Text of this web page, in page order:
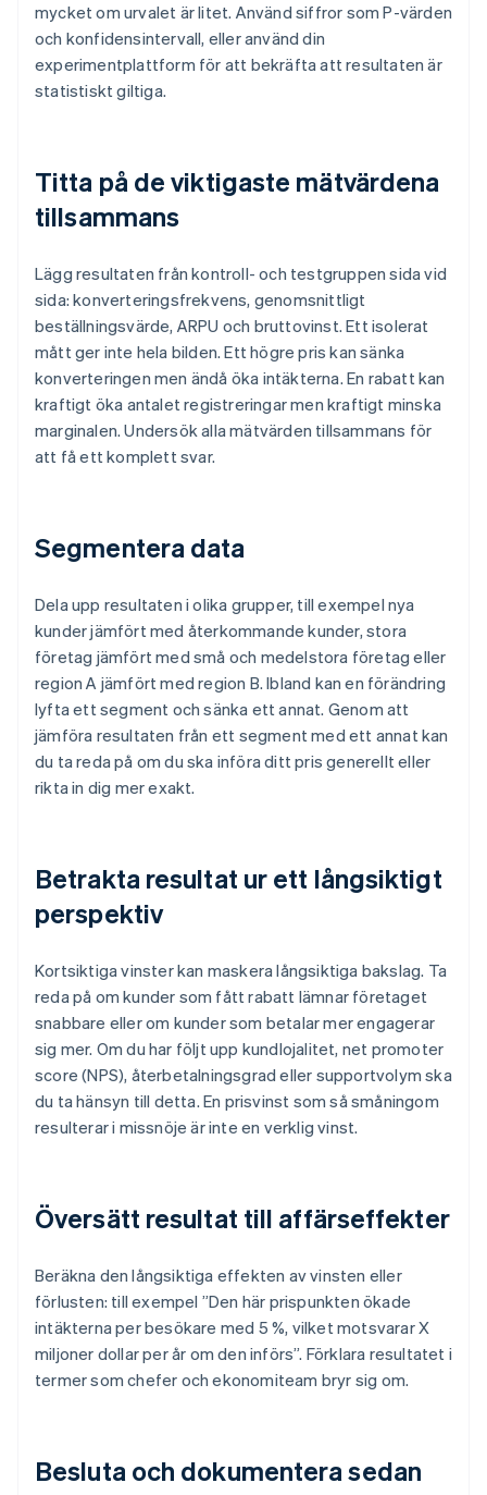
mycket om urvalet är litet. Använd siffror som P-värden
och konfidensintervall, eller använd din
experimentplattform för att bekräfta att resultaten är
statistiskt giltiga.
Titta på de viktigaste mätvärdena
tillsammans
Lägg resultaten från kontroll- och testgruppen sida vid
sida: konverteringsfrekvens, genomsnittligt
beställningsvärde, ARPU och bruttovinst. Ett isolerat
mått ger inte hela bilden. Ett högre pris kan sänka
konverteringen men ändå öka intäkterna. En rabatt kan
kraftigt öka antalet registreringar men kraftigt minska
marginalen. Undersök alla mätvärden tillsammans för
att få ett komplett svar.
Segmentera data
Dela upp resultaten i olika grupper, till exempel nya
kunder jämfört med återkommande kunder, stora
företag jämfört med små och medelstora företag eller
region A jämfört med region B. Ibland kan en förändring
lyfta ett segment och sänka ett annat. Genom att
jämföra resultaten från ett segment med ett annat kan
du ta reda på om du ska införa ditt pris generellt eller
rikta in dig mer exakt.
Betrakta resultat ur ett långsiktigt
perspektiv
Kortsiktiga vinster kan maskera långsiktiga bakslag. Ta
reda på om kunder som fått rabatt lämnar företaget
snabbare eller om kunder som betalar mer engagerar
sig mer. Om du har följt upp kundlojalitet, net promoter
score (NPS), återbetalningsgrad eller supportvolym ska
du ta hänsyn till detta. En prisvinst som så småningom
resulterar i missnöje är inte en verklig vinst.
Översätt resultat till affärseffekter
Beräkna den långsiktiga effekten av vinsten eller
förlusten: till exempel ”Den här prispunkten ökade
intäkterna per besökare med 5 %, vilket motsvarar X
miljoner dollar per år om den införs”. Förklara resultatet i
termer som chefer och ekonomiteam bryr sig om.
Besluta och dokumentera sedan